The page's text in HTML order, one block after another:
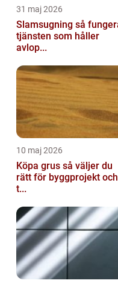
31 maj 2026
Slamsugning så fungerar
tjänsten som håller
avlop...
10 maj 2026
Köpa grus så väljer du
rätt för byggprojekt och
t...